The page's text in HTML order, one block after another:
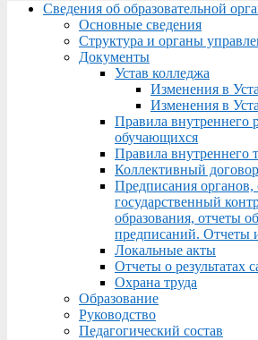
Menu
Сведения об образовательной
Основные сведения
Структура и органы
Документы
Устав колледжа
Изменения в
Изменения в
Правила внутреннего
обучающихся
Правила внутреннего
Коллективный договор
Предписания
государственный
образования, отчеты
предписаний. Отчеты
Локальные акты
Отчеты о результатах
Охрана труда
Образование
Руководство
Педагогический состав